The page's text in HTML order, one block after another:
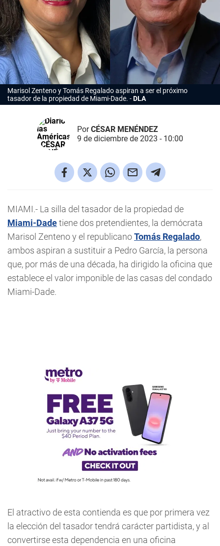
Marisol Zenteno y Tomás Regalado aspiran a ser el próximo
tasador de la propiedad de Miami-Dade.
DLA
PorCÉSAR MENÉNDEZ
9 de diciembre de 2023 - 10:00
MIAMI.- La silla del tasador de la propiedad de
Miami-Dadetiene dos pretendientes, la demócrata
Marisol Zenteno y el republicanoTomás Regalado,
ambos aspiran a sustituir a Pedro García, la persona
que, por más de una década, ha dirigido la oficina que
establece el valor imponible de las casas del condado
Miami-Dade.
El atractivo de esta contienda es que por primera vez
la elección del tasador tendrá carácter partidista, y al
convertirse esta dependencia en una oficina